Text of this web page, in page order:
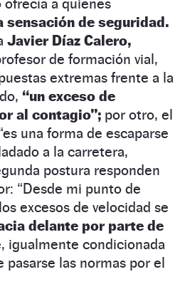
ofrecía a quienes
sensación de seguridad.
Javier Díaz Calero,
de formación vial,
extremas frente a la
“un exceso de
al contagio”; por otro, el
una forma de escaparse
a la carretera,
postura responden
“Desde mi punto de
excesos de velocidad se
delante por parte de
igualmente condicionada
las normas por el